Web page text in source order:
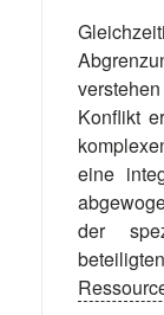
Konflikt
eine
der